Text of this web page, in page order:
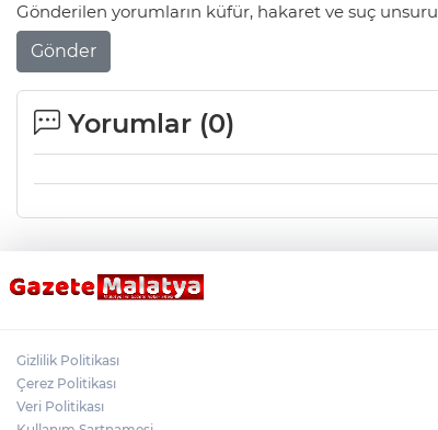
Gönderilen yorumların küfür, hakaret ve suç
Gönder
Yorumlar (0)
Gizlilik Politikası
Çerez Politikası
Veri Politikası